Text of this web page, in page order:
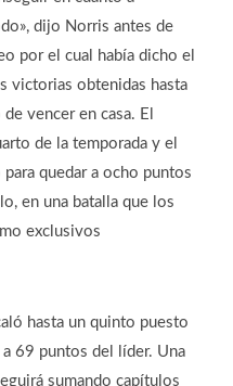
dijo Norris antes de
por el cual había dicho el
victorias obtenidas hasta
vencer en casa. El
de la temporada y el
quedar a ocho puntos
en una batalla que los
exclusivos
hasta un quinto puesto
69 puntos del líder. Una
sumando capítulos